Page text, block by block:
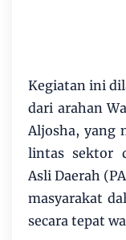
Kegiatan ini
dari arahan
Aljosha, yang
lintas sektor
Asli Daerah
masyarakat
secara tepat